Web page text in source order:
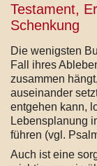
Testament,
Schenkung
Die wenigsten
Fall ihres
zusammen
auseinander
entgehen kann,
Lebensplanung
führen (vgl.
Auch ist eine